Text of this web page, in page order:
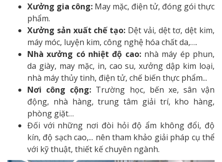
Xưởng gia công: May mặc, điện tử, đóng gói thực
phẩm.
Xưởng sản xuất chế tạo: Dệt vải, dệt tơ, dệt kim,
máy móc, luyện kim, công nghệ hóa chất da,….
Nhà xưởng có nhiệt độ cao:nhà máy ép phun,
da giày, may mặc, in, cao su, xưởng dập kim loại,
nhà máy thủy tinh, điện tử, chế biến thực phẩm...
Nơi công cộng: Trường học, bến xe, sân vận
động, nhà hàng, trung tâm giải trí, kho hàng,
phòng giặt…
Đối với những nơi đòi hỏi độ ẩm không đổi, độ
kín, độ sạch cao,... nên tham khảo giải pháp cụ thể
với kỹ thuật, thiết kế chuyên ngành.